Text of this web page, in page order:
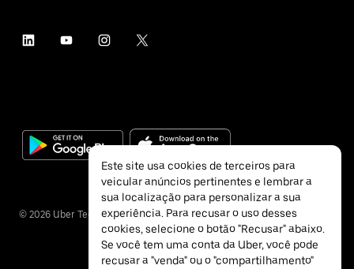
© 2026 Uber Technologies Inc.
Este site usa cookies de terceiros para
veicular anúncios pertinentes e lembrar a
sua localização para personalizar a sua
experiência. Para recusar o uso desses
cookies, selecione o botão "Recusar" abaixo.
Se você tem uma conta da Uber, você pode
recusar a "venda" ou o "compartilhamento"